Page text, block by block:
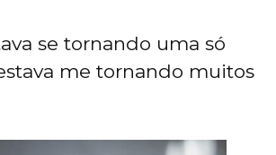
se tornando uma só
me tornando muitos